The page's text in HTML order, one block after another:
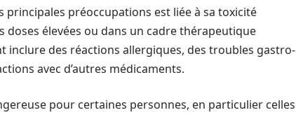
principales préoccupations est liée à sa toxicité
élevées ou dans un cadre thérapeutique
inclure des réactions allergiques, des troubles gastro-
avec d’autres médicaments.
pour certaines personnes, en particulier celles